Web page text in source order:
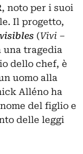
, noto per i suoi
Il progetto,
(Vivi –
una tragedia
dello chef, è
uomo alla
Alléno ha
del figlio e
delle leggi